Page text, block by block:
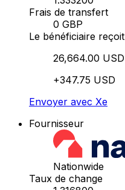
Frais de transfert
0 GBP
Le bénéficiaire reçoit
26,664.00 USD
+347.75 USD
Envoyer avec Xe
Fournisseur
Nationwide
Taux de change